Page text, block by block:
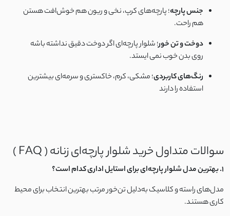
کرپ تابستانی پفکی
ساتن کرپ مات
نخ کجراه
لینن اسلپ
مودال
جنس پارچه؛ پارچه‌های کرپ، نخی و ریون هم خوش‌افت هستن
هم راحت.
دوخت و تن‌ خور؛ شلوار پارچه‌ای اگر دوخت دقیق نداشته باشه
روی بدن خوب نمی ایستد.
رنگ‌های کاربردی؛ مشکی، کرم، خاکستری و سرمه‌ای بیشترین
استفاده را دارند
سوالات متداول خرید شلوار پارچه‌ای زنانه ( FAQ )
1. بهترین مدل شلوار پارچه‌ای برای استایل اداری کدام است؟
مدل‌های راسته و کلاسیک به‌دلیل تن‌خور مرتب بهترین انتخاب برای محیط
کاری هستند.